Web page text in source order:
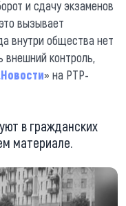
и сдачу экзаменов
вызывает
внутри общества нет
внешний контроль,
» на РТР-
в гражданских
материале.